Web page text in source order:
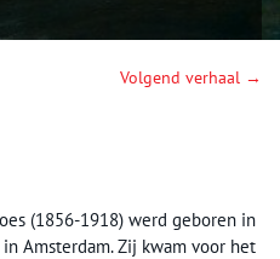
Volgend verhaal →
(1856-1918) werd geboren in
Amsterdam. Zij kwam voor het